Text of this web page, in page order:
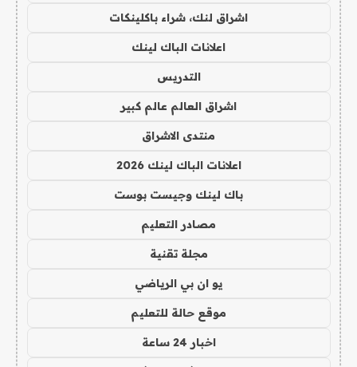
اشراق لنك، شراء باكلينكات
اعلانات الباك لينك
التدريس
اشراق العالم عالم كبير
منتدى الاشراق
اعلانات الباك لينك 2026
باك لينك وجيست بوست
مصادر التعليم
مجلة تقنية
يو ان بي الرياضي
موقع حالة للتعليم
اخبار 24 ساعة